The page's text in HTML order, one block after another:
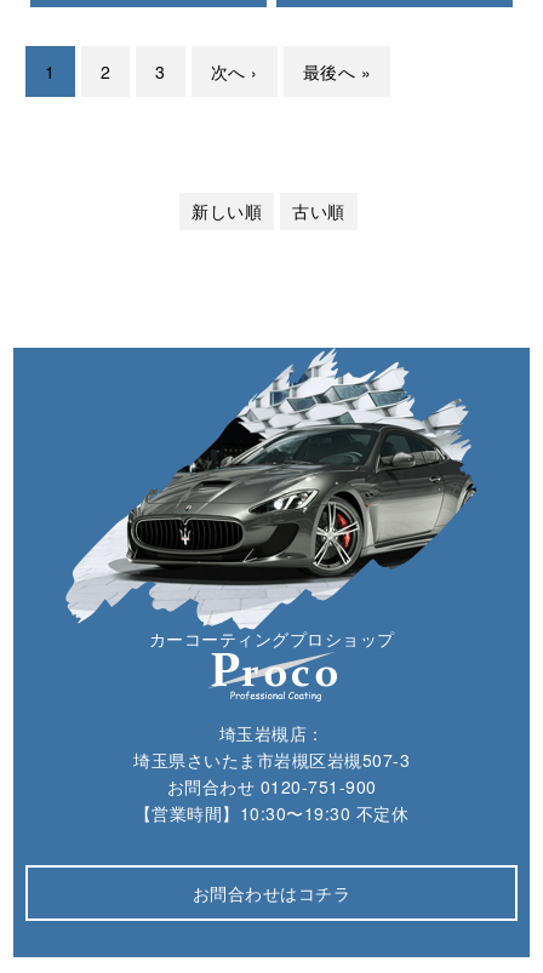
1 2 3 次へ › 最後へ »
新しい順 古い順
カーコーティングプロショップ
埼玉岩槻店：
埼玉県さいたま市岩槻区岩槻507-3
お問合わせ 0120-751-900
【営業時間】10:30〜19:30 不定休
お問合わせはコチラ